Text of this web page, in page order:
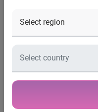
la fraude d’identité en
Le web connait de plus
criminels organisés.
Pourtant, nombre
et tendent à en
qu’il s’agit d’être